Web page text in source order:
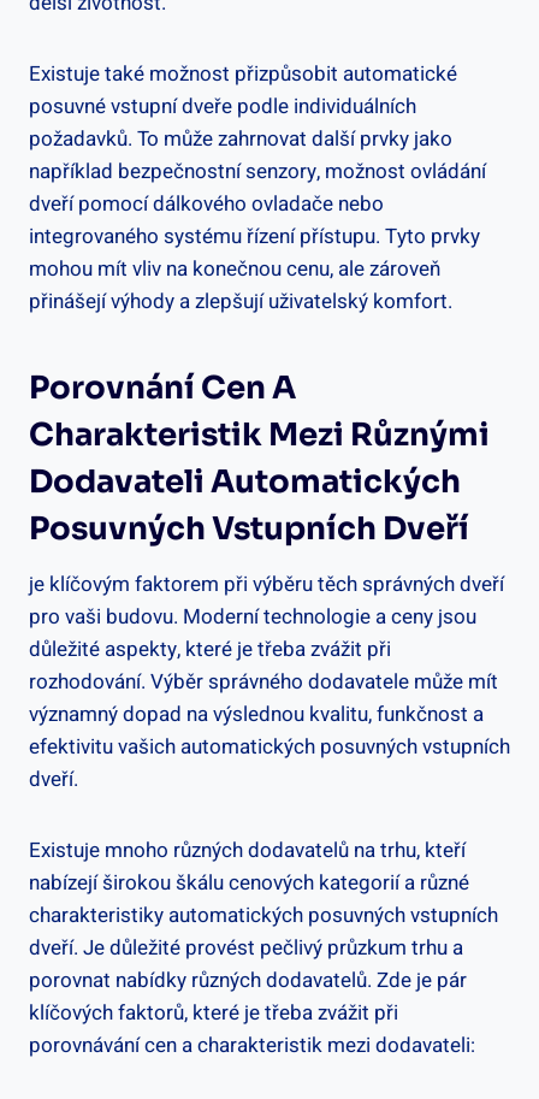
Existuje ⁤také⁤ možnost přizpůsobit automatické ​
posuvné‍ vstupní ⁢dveře podle individuálních
požadavků. To ‌může zahrnovat další prvky jako
například ⁤bezpečnostní senzory, možnost ovládání
dveří pomocí dálkového ovladače ⁤nebo
‌integrovaného systému řízení přístupu. Tyto⁣ prvky​
mohou mít vliv na konečnou cenu, ⁢ale ‌zároveň
přinášejí výhody a zlepšují uživatelský komfort.
Porovnání Cen A
Charakteristik Mezi Různými⁤
Dodavateli⁤ Automatických
Posuvných Vstupních Dveří
⁣je klíčovým faktorem při výběru těch správných dveří
pro vaši budovu. Moderní technologie a ‍ceny jsou⁢
důležité aspekty, které je ‍třeba ⁢zvážit při⁤
rozhodování. Výběr správného dodavatele může mít
významný ​dopad ‌na výslednou kvalitu,‌ funkčnost ​a
efektivitu vašich automatických posuvných‍ vstupních
dveří.
Existuje ​mnoho různých dodavatelů na trhu, kteří
nabízejí širokou škálu cenových kategorií a různé
charakteristiky automatických posuvných⁣ vstupních
⁣dveří. Je důležité provést⁣ pečlivý ⁢průzkum ⁣trhu ‌a
porovnat nabídky různých ‌dodavatelů.​ Zde je pár
klíčových faktorů, které je třeba‍ zvážit při
porovnávání cen a charakteristik mezi dodavateli: